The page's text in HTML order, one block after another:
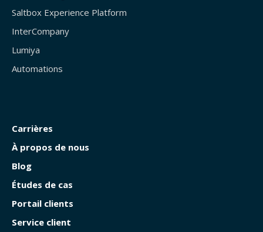
Saltbox Experience Platform
InterCompany
Lumiya
Automations
Carrières
À propos de nous
Blog
Études de cas
Portail clients
Service client